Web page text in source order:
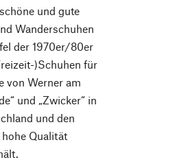
und gute
Wanderschuhen
der 1970er/80er
)Schuhen für
von Werner am
und „Zwicker“ in
und den
Qualität